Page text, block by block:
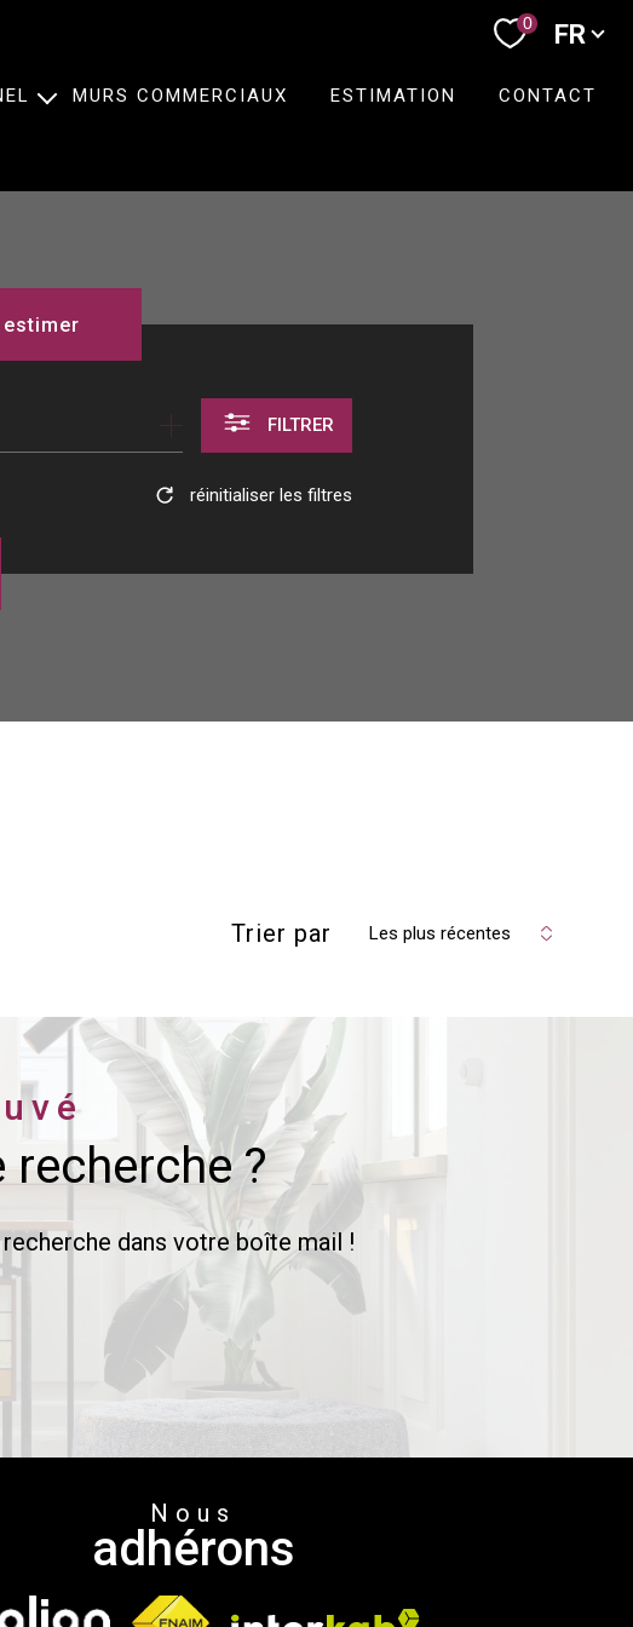
0 FR
MURS COMMERCIAUX ESTIMATION CONTACT
estimer
FILTRER
réinitialiser les filtres
Trier par Les plus récentes
?
dans votre boîte mail !
Nous
adhérons